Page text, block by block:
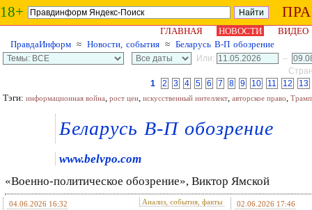
18+
ГЛАВНАЯ НОВОСТИ
ВИДЕО
ПравдаИнформ ≈ Новости, события ≈ Беларусь В-П обозрение
Или:
–
1
2 3 4 5 6 7 8 9 10 11 12 13
Тэги: информационная война, рост цен, искусственный интеллект, авторское право, Трамп
Беларусь В-П обозрение
www.belvpo.com
«Военно-политическое обозрение», Виктор Ямской
04.06.2026 16:32 Анализ, события, факты 02.06.2026 17:46